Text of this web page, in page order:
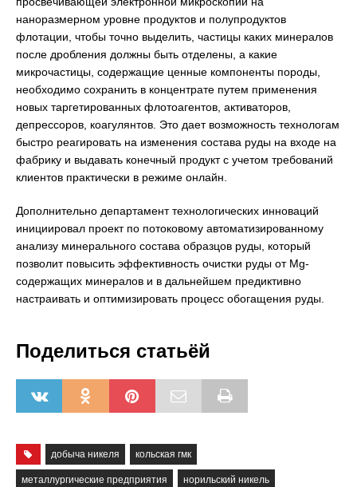
наноразмерном уровне продуктов и полупродуктов
флотации, чтобы точно выделить, частицы каких минералов
после дробления должны быть отделены, а какие
микрочастицы, содержащие ценные компоненты породы,
необходимо сохранить в концентрате путем применения
новых таргетированных флотоагентов, активаторов,
депрессоров, коагулянтов. Это дает возможность технологам
быстро реагировать на изменения состава руды на входе на
фабрику и выдавать конечный продукт с учетом требований
клиентов практически в режиме онлайн.
Дополнительно департамент технологических инноваций
инициировал проект по потоковому автоматизированному
анализу минерального состава образцов руды, который
позволит повысить эффективность очистки руды от Mg-
содержащих минералов и в дальнейшем предиктивно
настраивать и оптимизировать процесс обогащения руды.
Поделиться статьёй
добыча никеля кольская гмк
металлургические предприятия норильский никель